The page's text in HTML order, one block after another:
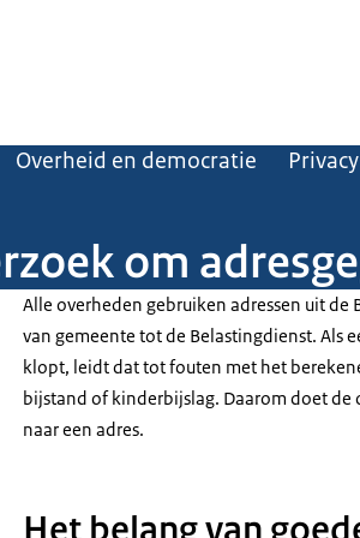
Overheid en democratie
om
Alle overheden gebruiken adressen uit de
van gemeente tot de Belastingdienst. Als
klopt, leidt dat tot fouten met het
bijstand of kinderbijslag. Daarom doet
naar een adres.